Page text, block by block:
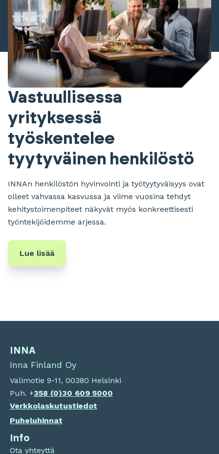
Vastuullisessa
yrityksessä
työskentelee
tyytyväinen henkilöstö
INNAn henkilöstön hyvinvointi ja työtyytyväisyys ovat
olleet vahvassa kasvussa ja viime vuosina tehdyt
kehitystoimenpiteet näkyvät myös konkreettisesti
työntekijöidemme arjessa.
Lue lisää
INNA
Inna Finland Oy
Valimotie 9-11, 00380 Helsinki
Puh. +358 (0)30 609 5000
Verkkolaskutustiedot
Puheluhinnat
Info
Ota yhteyttä